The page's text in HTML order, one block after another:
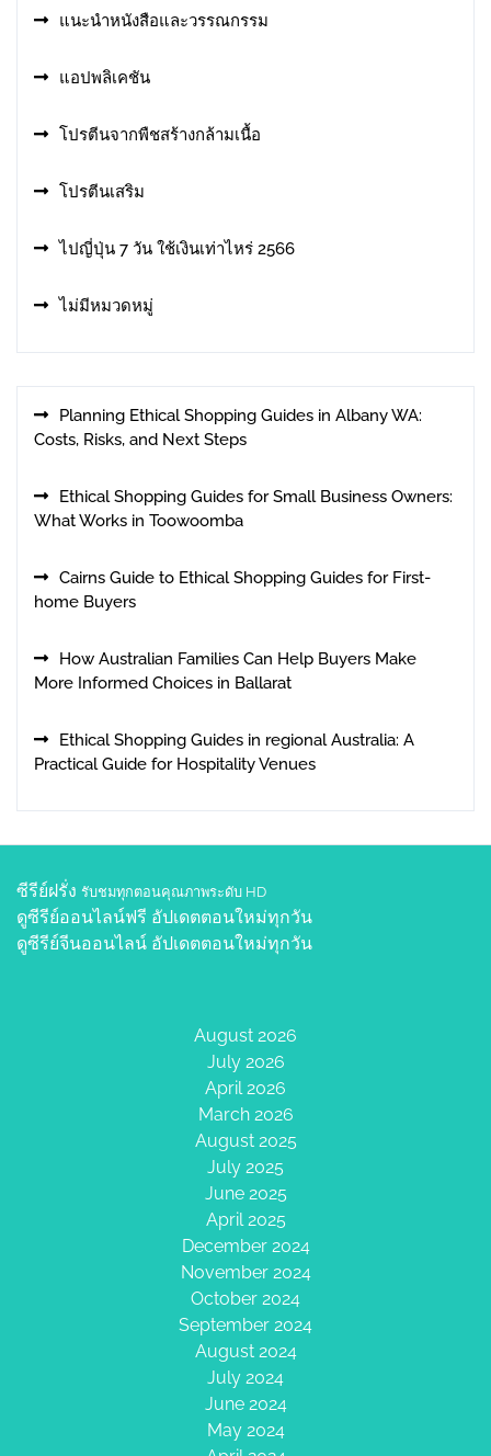
แนะนำหนังสือและวรรณกรรม
แอปพลิเคชัน
โปรตีนจากพืชสร้างกล้ามเนื้อ
โปรตีนเสริม
ไปญี่ปุ่น 7 วัน ใช้เงินเท่าไหร่ 2566
ไม่มีหมวดหมู่
Planning Ethical Shopping Guides in Albany WA:
Costs, Risks, and Next Steps
Ethical Shopping Guides for Small Business Owners:
What Works in Toowoomba
Cairns Guide to Ethical Shopping Guides for First-
home Buyers
How Australian Families Can Help Buyers Make
More Informed Choices in Ballarat
Ethical Shopping Guides in regional Australia: A
Practical Guide for Hospitality Venues
ซีรีย์ฝรั่ง รับชมทุกตอนคุณภาพระดับ HD
ดูซีรีย์ออนไลน์ฟรี อัปเดตตอนใหม่ทุกวัน
ดูซีรีย์จีนออนไลน์ อัปเดตตอนใหม่ทุกวัน
August 2026
July 2026
April 2026
March 2026
August 2025
July 2025
June 2025
April 2025
December 2024
November 2024
October 2024
September 2024
August 2024
July 2024
June 2024
May 2024